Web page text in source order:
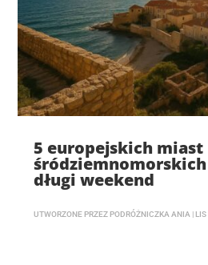
5 europejskich miast
długi weekend
UTWORZONE PRZEZ PODRÓŻNICZKA ANIA |